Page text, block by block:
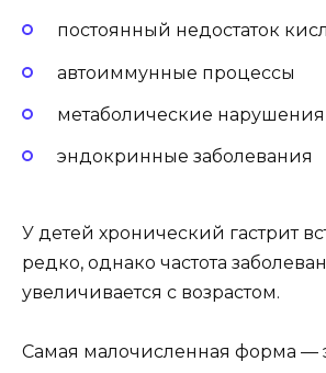
постоянный недостаток
автоиммунные процессы
метаболические нарушения
эндокринные заболевания
У детей хронический гастрит
редко, однако частота
увеличивается с возрастом.
Самая малочисленная форма —